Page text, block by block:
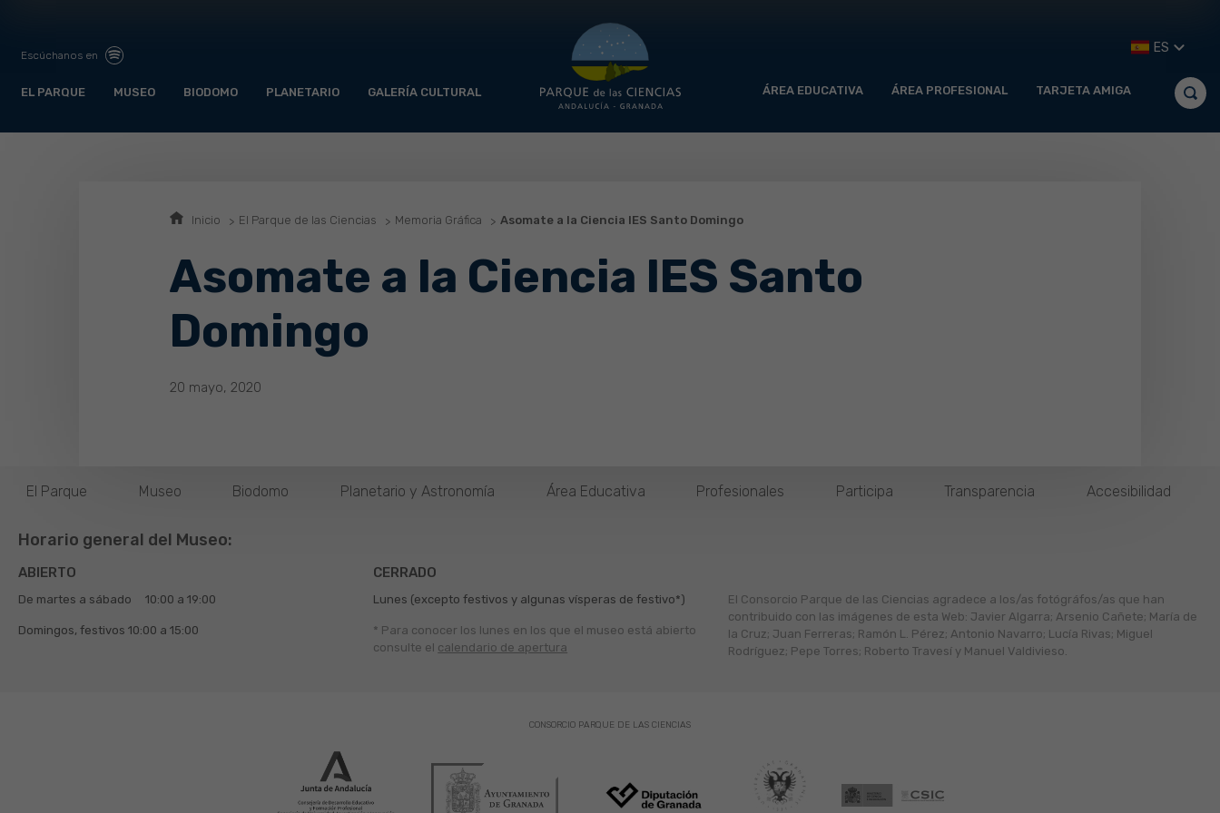
Escúchanos en
EL PARQUE MUSEO BIODOMO PLANETARIO GALERÍA CULTURAL ÁREA EDUCATIVA ÁREA PROFESIONAL TARJETA AMIGA
ES
Inicio El Parque de las Ciencias Memoria Gráfica Asomate a la Ciencia IES Santo Domingo
Asomate a la Ciencia IES Santo
Domingo
20 mayo, 2020
El Parque Museo Biodomo Planetario y Astronomía Área Educativa Profesionales Participa Transparencia Accesibilidad
Horario general del Museo:
ABIERTO
De martes a sábado 10:00 a 19:00
Domingos, festivos 10:00 a 15:00
CERRADO
Lunes (excepto festivos y algunas vísperas de festivo*)
* Para conocer los lunes en los que el museo está abierto
consulte el calendario de apertura
El Consorcio Parque de las Ciencias agradece a los/as fotógráfos/as que han
contribuido con las imágenes de esta Web: Javier Algarra; Arsenio Cañete; María de
la Cruz; Juan Ferreras; Ramón L. Pérez; Antonio Navarro; Lucía Rivas; Miguel
Rodríguez; Pepe Torres; Roberto Travesí y Manuel Valdivieso.
CONSORCIO PARQUE DE LAS CIENCIAS